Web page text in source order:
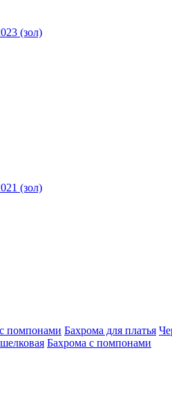
(зол)
(зол)
помпонами Бахрома для платья
Бахрома с помпонами